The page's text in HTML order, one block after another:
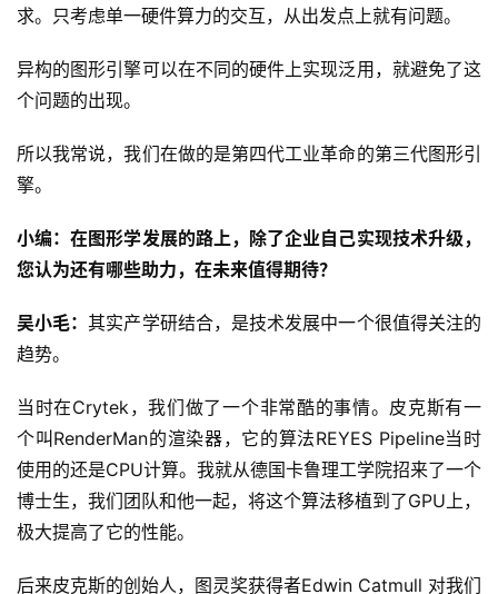
求。只考虑单一硬件算力的交互，从出发点上就有问题。
异构的图形引擎可以在不同的硬件上实现泛用，就避免了这
个问题的出现。
所以我常说，我们在做的是第四代工业革命的第三代图形引
擎。
小编：在图形学发展的路上，除了企业自己实现技术升级，
您认为还有哪些助力，在未来值得期待？
吴小毛：其实产学研结合，是技术发展中一个很值得关注的
趋势。
当时在Crytek，我们做了一个非常酷的事情。皮克斯有一
个叫RenderMan的渲染器，它的算法REYES Pipeline当时
使用的还是CPU计算。我就从德国卡鲁理工学院招来了一个
博士生，我们团队和他一起，将这个算法移植到了GPU上，
极大提高了它的性能。
后来皮克斯的创始人，图灵奖获得者Edwin Catmull 对我们